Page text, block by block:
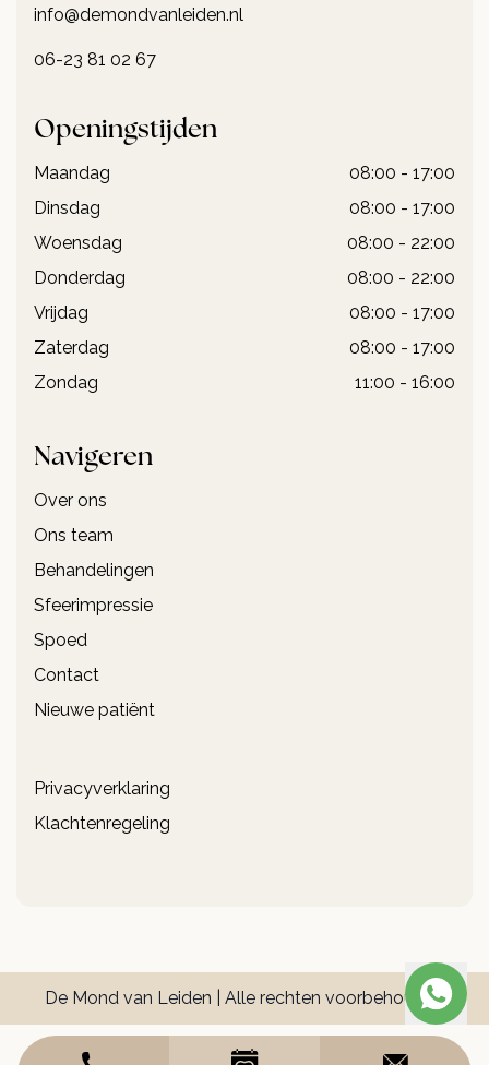
Openingstijden
Maandag
08:00 - 17:00
Dinsdag
08:00 - 17:00
Woensdag
08:00 - 22:00
Donderdag
08:00 - 22:00
Vrijdag
08:00 - 17:00
Zaterdag
08:00 - 17:00
Zondag
11:00 - 16:00
info@demondvanleiden.nl
06-23 81 02 67
Navigeren
Over ons
Ons team
Behandelingen
Sfeerimpressie
Spoed
Contact
Nieuwe patiënt
Privacyverklaring
Klachtenregeling
De Mond van Leiden | Alle rechten voorbehouden